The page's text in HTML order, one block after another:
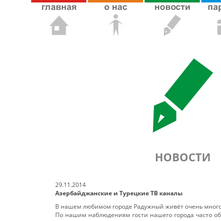
НОВОСТИ
29.11.2014
Азербайджанские и Турецкие ТВ каналы
В нашем любимом городе Радужный живёт очень много
По нашим наблюдениям гости нашего города часто